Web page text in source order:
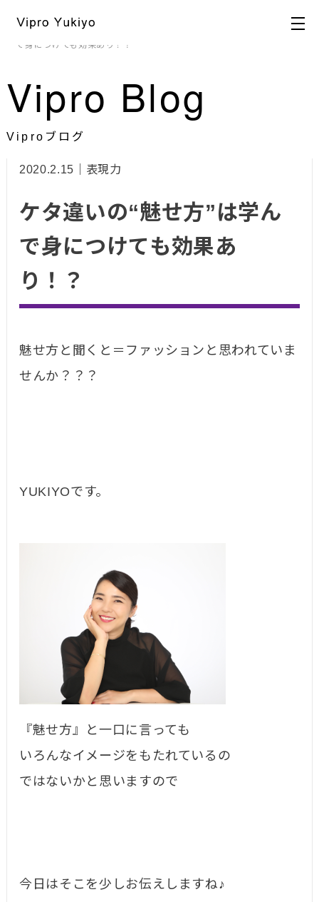
HOME> ブログ >ビジュアル戦略
> ケタ違いの“魅せ方”は学ん
で身につけても効果あり！？
Vipro Blog
Viproブログ
2020.2.15｜表現力
ケタ違いの“魅せ方”は学ん
で身につけても効果あ
り！？
魅せ方と聞くと＝ファッションと思われていま
せんか？？？
YUKIYOです。
『魅せ方』と一口に言っても
いろんなイメージをもたれているの
ではないかと思いますので
今日はそこを少しお伝えしますね♪